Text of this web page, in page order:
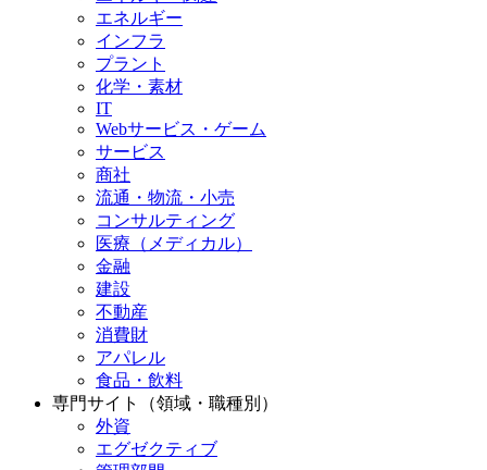
エネルギー
インフラ
プラント
化学・素材
IT
Webサービス・ゲーム
サービス
商社
流通・物流・小売
コンサルティング
医療（メディカル）
金融
建設
不動産
消費財
アパレル
食品・飲料
専門サイト（領域・職種別）
外資
エグゼクティブ